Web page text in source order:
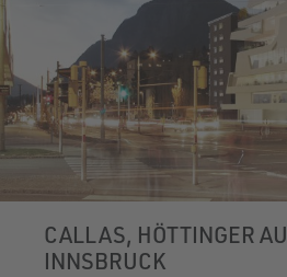
CALLAS, HÖTTINGER AU
INNSBRUCK